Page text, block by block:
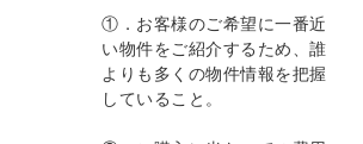
①．お客様のご希望に一番近
い物件をご紹介するため、誰
よりも多くの物件情報を把握
していること。